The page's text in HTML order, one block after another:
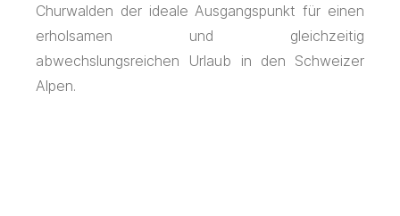
Churwalden der ideale Ausgangspunkt für einen
erholsamen und gleichzeitig
abwechslungsreichen Urlaub in den Schweizer
Alpen.